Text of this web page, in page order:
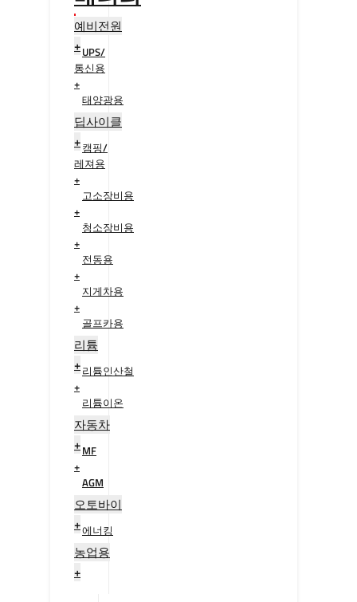
예비전원
+UPS/
통신용
+
태양광용
+
딥사이클
+캠핑/
레져용
+
고소장비용
+
청소장비용
+
전동용
+
지게차용
+
골프카용
+
리튬
+리튬인산철
+
리튬이온
+
자동차
+MF
+
AGM
+
오토바이
+에너킹
+
농업용
+